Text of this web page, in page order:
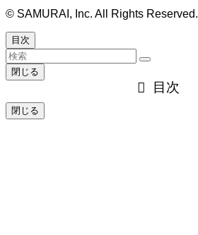
© SAMURAI, Inc. All Rights Reserved.
目次
閉じる
目次
閉じる